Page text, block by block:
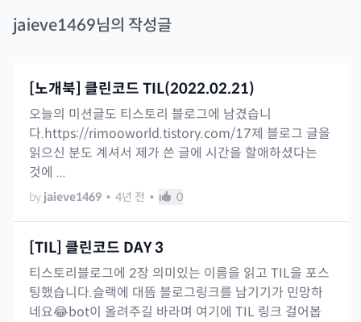
jaieve1469님의 작성글
[노개북] 클린코드 TIL(2022.02.21)
오늘의 미션글도 티스토리 블로그에 남겼습니
다.https://rimooworld.tistory.com/17제 블로그 글을
읽으신 분도 계셔서 제가 쓴 글에 시간을 할애하셨다는
것에 ...
by jaieve1469 • 4년 전 • 0
[TIL] 클린코드 DAY 3
티스토리블로그에 2장 의미있는 이름을 읽고 TIL을 포스
팅했습니다.슬랙에 대뜸 블로그링크를 남기기가 민망하
네요😂bot이 올려주길 바라며 여기에 TIL 링크 걸어봅